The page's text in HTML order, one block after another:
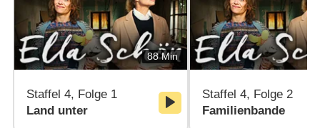
88 Min
Staffel 4, Folge 1
Land unter
Staffel 4, Folge 2
Familienbande